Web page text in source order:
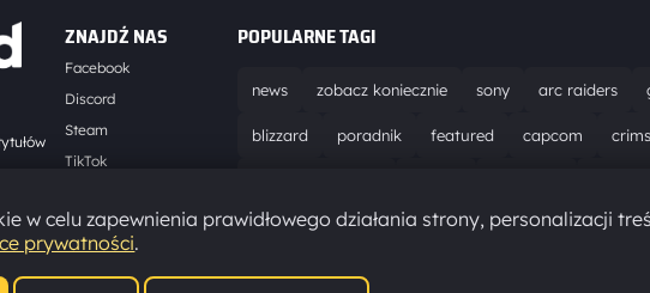
ZNAJDŹ NAS
Facebook
Discord
Steam
TikTok
POPULARNE TAGI
news zobacz koniecznie sony arc raiders
blizzard poradnik featured capcom
aktualizacja pc epic games hytale
w celu zapewnienia prawidłowego działania strony, personalizacji
prywatności.